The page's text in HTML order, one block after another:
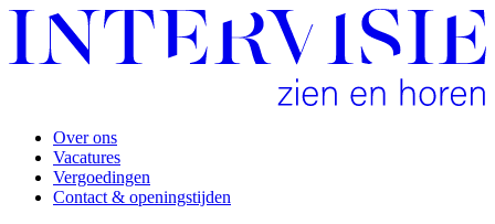
Over ons
Vacatures
Vergoedingen
Contact & openingstijden